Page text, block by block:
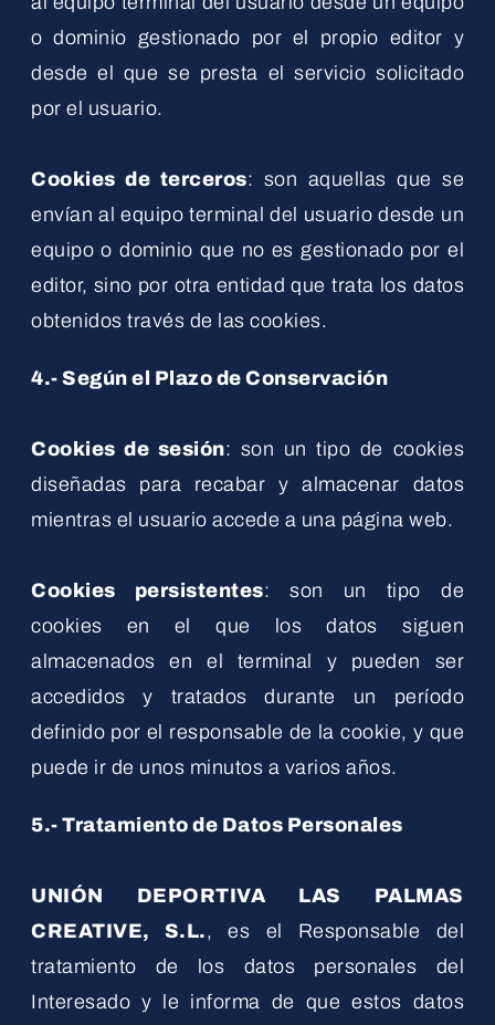
o dominio gestionado por el propio editor y
desde el que se presta el servicio solicitado
por el usuario.
Cookies de terceros: son aquellas que se
envían al equipo terminal del usuario desde un
equipo o dominio que no es gestionado por el
editor, sino por otra entidad que trata los datos
obtenidos través de las cookies.
4.- Según el Plazo de Conservación
Cookies de sesión: son un tipo de cookies
diseñadas para recabar y almacenar datos
mientras el usuario accede a una página web.
Cookies persistentes: son un tipo de
cookies en el que los datos siguen
almacenados en el terminal y pueden ser
accedidos y tratados durante un período
definido por el responsable de la cookie, y que
puede ir de unos minutos a varios años.
5.- Tratamiento de Datos Personales
UNIÓN DEPORTIVA LAS PALMAS
CREATIVE, S.L., es el Responsable del
tratamiento de los datos personales del
Interesado y le informa de que estos datos